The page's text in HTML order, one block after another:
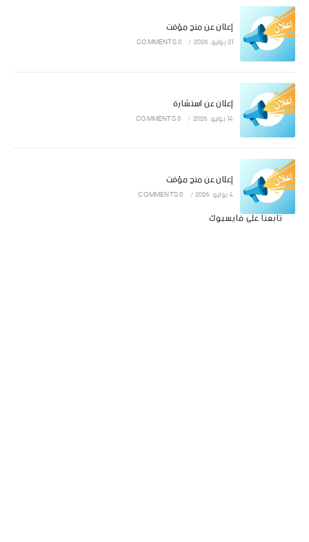
إعلان عن منح مؤقت
21 يوليو، 2026 /
0 COMMENTS
إعلان عن استشارة
14 يوليو، 2026 /
0 COMMENTS
إعلان عن منح مؤقت
4 يوليو، 2026 /
0 COMMENTS
تابعنا على فايسبوك